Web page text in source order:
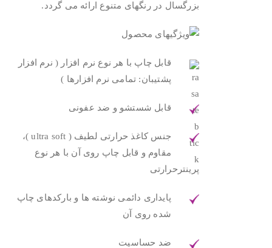
بزرگسال در رنگهای متنوع ارائه می گردد.
قابل چاپ با هر نوع نرم افزار ( نرم افزار
پشتیبان: تمامی نرم افزارها )
قابل شستشو و ضد عفونی
جنس کاغذ حرارتی لطیف ( ultra soft )،
مقاوم و قابل چاپ روی آن با هر نوع
پرینترحرارتی
پایداری دائمی نوشته ها و بارکدهای چاپ
شده روی آن
ضد حساسیت